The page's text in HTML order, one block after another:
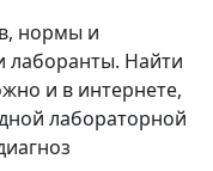
нормы и
лаборанты. Найти
и в интернете,
лабораторной